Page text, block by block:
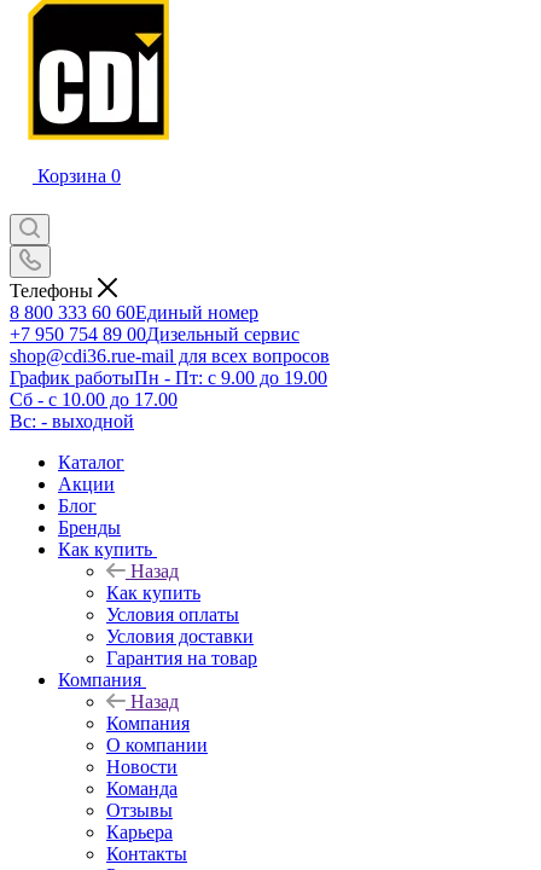
Корзина 0
Телефоны
8 800 333 60 60Единый номер
+7 950 754 89 00Дизельный сервис
shop@cdi36.rue-mail для всех вопросов
График работыПн - Пт: с 9.00 до 19.00
Сб - с 10.00 до 17.00
Вс: - выходной
Каталог
Акции
Блог
Бренды
Как купить
Назад
Как купить
Условия оплаты
Условия доставки
Гарантия на товар
Компания
Назад
Компания
О компании
Новости
Команда
Отзывы
Карьера
Контакты